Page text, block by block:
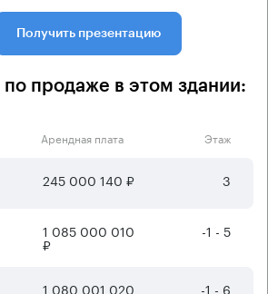
Получить презентацию
продаже в этом здании:
Арендная плата Этаж
245 000 140 ₽ 3
1 085 000 010
₽
-1 - 5
1 080 001 020 -1 - 6